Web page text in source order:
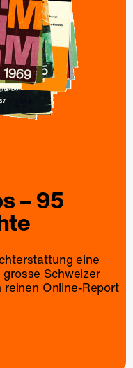
– 95
eine
Schweizer
reinen Online-Report